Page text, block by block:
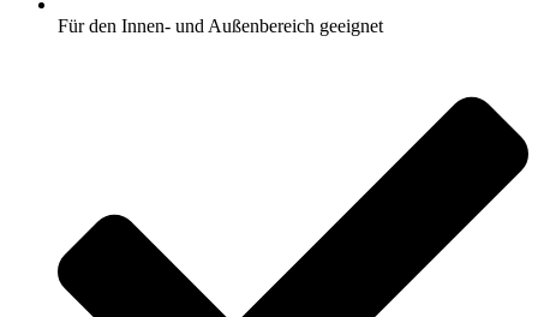
Für den Innen- und Außenbereich geeignet